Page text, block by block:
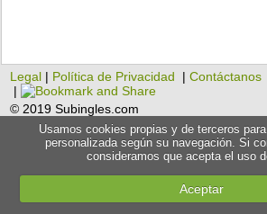
Legal | Política de Privacidad |Contáctanos
|
© 2019 Subingles.com
Usamos cookies propias y de terceros
personalizada según su navegación. Si
consideramos que acepta el uso
Aceptar